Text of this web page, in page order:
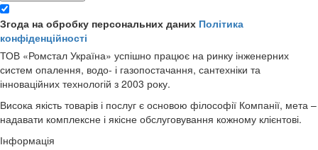
Згода на обробку персональних даних Політика
конфіденційності
ТОВ «Ромстал Україна» успішно працює на ринку інженерних
систем опалення, водо- і газопостачання, сантехніки та
інноваційних технологій з 2003 року.
Висока якість товарів і послуг є основою філософії Компанії, мета –
надавати комплексне і якісне обслуговування кожному клієнтові.
Інформація